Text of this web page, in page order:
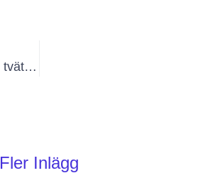
Hur ofta ska man tvätta taket?
Fler Inlägg